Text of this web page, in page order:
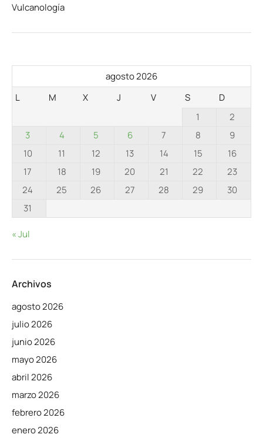
Vulcanología
agosto 2026
L
M X J V S
D
1
2
3
4 5 6 7 8
9
10
11 12 13 14 15
16
17
18 19 20 21 22
23
24
25 26 27 28 29
30
31
« Jul
Archivos
agosto 2026
julio 2026
junio 2026
mayo 2026
abril 2026
marzo 2026
febrero 2026
enero 2026